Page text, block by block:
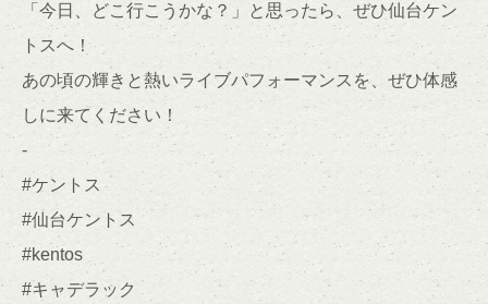
「今日、どこ行こうかな？」と思ったら、ぜひ仙台ケン
トスへ！
あの頃の輝きと熱いライブパフォーマンスを、ぜひ体感
しに来てください！
-
#ケントス
#仙台ケントス
#kentos
#キャデラック